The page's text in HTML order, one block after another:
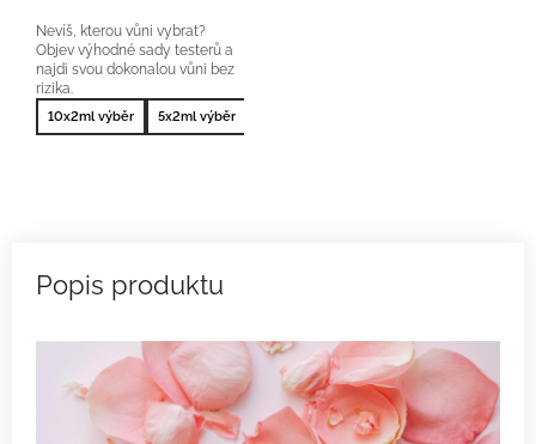
Nevíš, kterou vůni vybrat?
Objev výhodné sady testerů a
najdi svou dokonalou vůni bez
rizika.
10x2ml výběr 5x2ml výběr